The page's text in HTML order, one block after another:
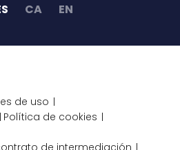
CA EN
de uso
Política de cookies
de intermediación